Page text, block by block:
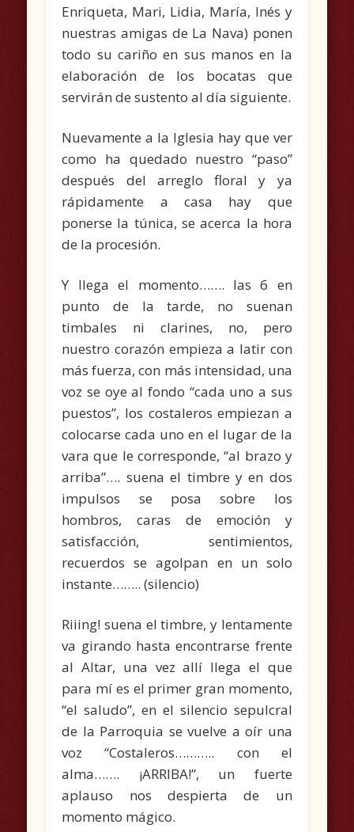
Enriqueta, Mari, Lidia, María, Inés y
nuestras amigas de La Nava) ponen
todo su cariño en sus manos en la
elaboración de los bocatas que
servirán de sustento al día siguiente.
Nuevamente a la Iglesia hay que ver
como ha quedado nuestro “paso”
después del arreglo floral y ya
rápidamente a casa hay que
ponerse la túnica, se acerca la hora
de la procesión.
Y llega el momento……. las 6 en
punto de la tarde, no suenan
timbales ni clarines, no, pero
nuestro corazón empieza a latir con
más fuerza, con más intensidad, una
voz se oye al fondo “cada uno a sus
puestos”, los costaleros empiezan a
colocarse cada uno en el lugar de la
vara que le corresponde, “al brazo y
arriba”…. suena el timbre y en dos
impulsos se posa sobre los
hombros, caras de emoción y
satisfacción, sentimientos,
recuerdos se agolpan en un solo
instante…….. (silencio)
Riiing! suena el timbre, y lentamente
va girando hasta encontrarse frente
al Altar, una vez allí llega el que
para mí es el primer gran momento,
“el saludo”, en el silencio sepulcral
de la Parroquia se vuelve a oír una
voz “Costaleros……….. con el
alma……. ¡ARRIBA!”, un fuerte
aplauso nos despierta de un
momento mágico.